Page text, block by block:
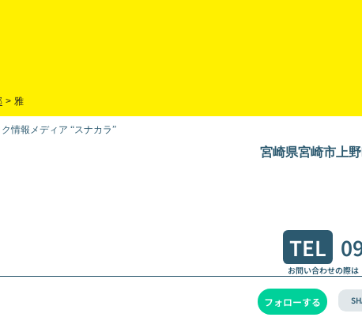
> 雅
情報メディア “スナカラ”
宮崎県宮崎市上
TEL
お問い合わせの際
フォローする